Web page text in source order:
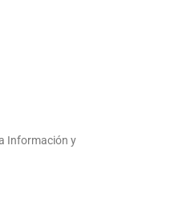
Información y